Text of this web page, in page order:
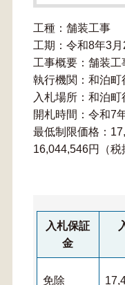
工種：舗装工事
工期：令和8年3月
工事概要：舗装
執行機関：和泊町
入札場所：和泊町
開札時間：令和7
最低制限価格：
16,044,546円（税
入札保証
金
免除